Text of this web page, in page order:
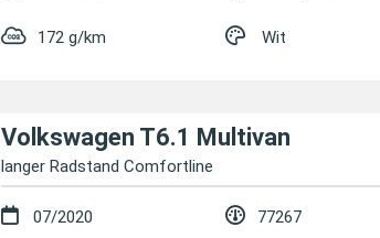
172 g/km Wit
Volkswagen T6.1 Multivan
langer Radstand Comfortline
07/2020 77267